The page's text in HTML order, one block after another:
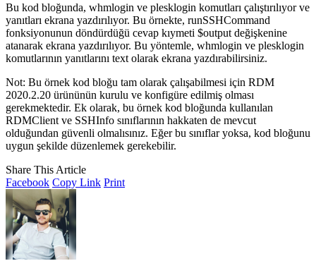
Bu kod bloğunda, whmlogin ve plesklogin komutları çalıştırılıyor ve
yanıtları ekrana yazdırılıyor. Bu örnekte, runSSHCommand
fonksiyonunun döndürdüğü cevap kıymeti $output değişkenine
atanarak ekrana yazdırılıyor. Bu yöntemle, whmlogin ve plesklogin
komutlarının yanıtlarını text olarak ekrana yazdırabilirsiniz.
Not: Bu örnek kod bloğu tam olarak çalışabilmesi için RDM
2020.2.20 ürününün kurulu ve konfigüre edilmiş olması
gerekmektedir. Ek olarak, bu örnek kod bloğunda kullanılan
RDMClient ve SSHInfo sınıflarının hakkaten de mevcut
olduğundan güvenli olmalısınız. Eğer bu sınıflar yoksa, kod bloğunu
uygun şekilde düzenlemek gerekebilir.
Share This Article
Facebook Copy Link Print